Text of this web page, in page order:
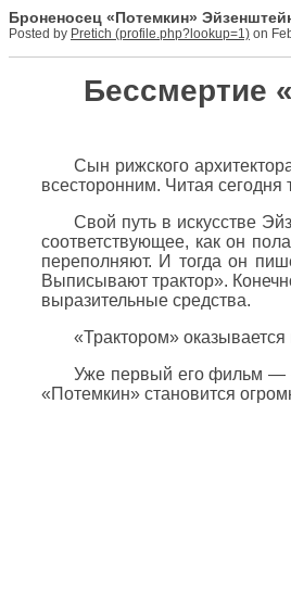
Броненосец «Потемкин»
Posted by Pretich on
Бессмертие
Сын рижского
всесторонним. Читая
Свой путь в искусстве
соответствующее, как он
переполняют. И тогда он
Выписывают трактор».
выразительные средства.
«Трактором»
Уже первый его фильм —
«Потемкин» становится